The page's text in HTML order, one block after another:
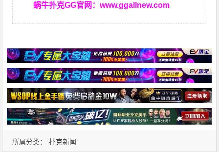
蜗牛扑克GG官网：www.ggallnew.com
所属分类： 扑克新闻